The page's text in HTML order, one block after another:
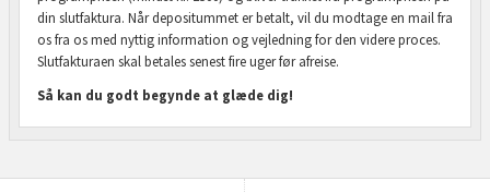
din slutfaktura. Når depositummet er betalt, vil du modtage en mail fra
os fra os med nyttig information og vejledning for den videre proces.
Slutfakturaen skal betales senest fire uger før afreise.
Så kan du godt begynde at glæde dig!